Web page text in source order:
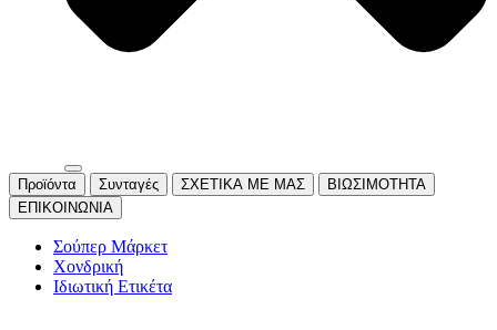
Προϊόντα Συνταγές ΣΧΕΤΙΚΑ ΜΕ ΜΑΣ
ΒΙΩΣΙΜΟΤΗΤΑ
ΕΠΙΚΟΙΝΩΝΙΑ
Σούπερ Μάρκετ
Χονδρική
Ιδιωτική Ετικέτα